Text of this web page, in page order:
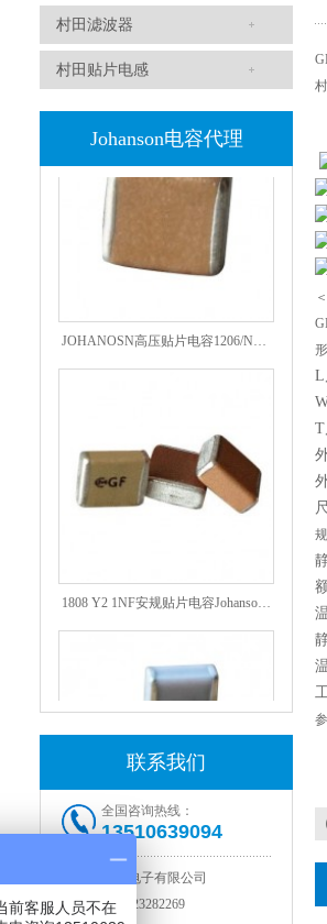
村田滤波器
村田贴片电感
Johanson电容代理
高压贴片电容2220 2KV X7R 0.01UF封装
联系我们
全国咨询热线：
13510639094
深圳市智成电子有限公司
电话：0755-23282269
L
T
前客服人员不在